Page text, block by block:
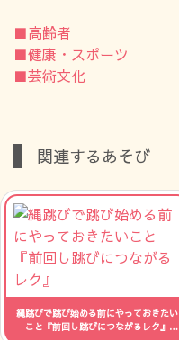
■高齢者
■健康・スポーツ
■芸術文化
関連するあそび
縄跳びで跳び始める前にやっておきたい
こと『前回し跳びにつながるレク』